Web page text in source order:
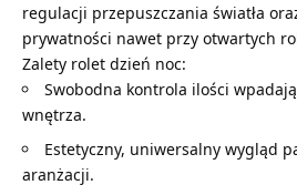
regulacji przepuszczania światła
prywatności nawet przy otwartych
Zalety rolet dzień noc:
Swobodna kontrola ilości
wnętrza.
Estetyczny, uniwersalny wygląd
aranżacji.